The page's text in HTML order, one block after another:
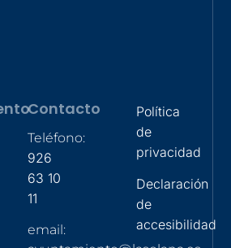
Contacto
Teléfono:
926
63 10
11
email:
Política
de
privacidad
Declaración
de
accesibilidad